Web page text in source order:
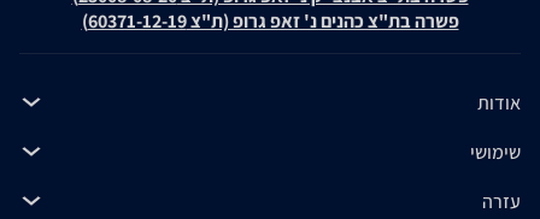
פשרה בת"צ כהנים נ' זאפ גרופ (ת"צ 60371-12-19)
אודות
שימושי
עזרה